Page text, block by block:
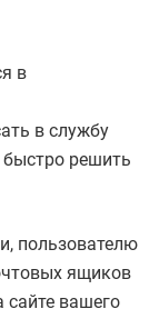
в
в службу
решить
пользователю
ящиков
вашего